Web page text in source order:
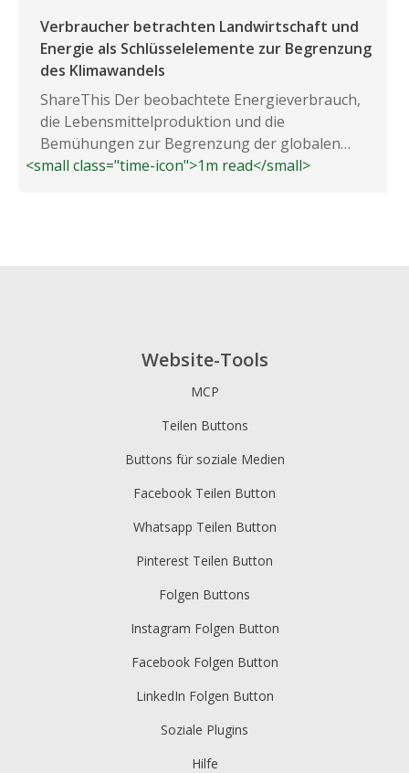
Verbraucher betrachten Landwirtschaft und
Energie als Schlüsselelemente zur Begrenzung
des Klimawandels
ShareThis Der beobachtete Energieverbrauch,
die Lebensmittelproduktion und die
Bemühungen zur Begrenzung der globalen
Erwärmung stehen im Vordergrund...
<small class="time-icon">1m read</small>
Website-Tools
MCP
Teilen Buttons
Buttons für soziale Medien
Facebook Teilen Button
Whatsapp Teilen Button
Pinterest Teilen Button
Folgen Buttons
Instagram Folgen Button
Facebook Folgen Button
LinkedIn Folgen Button
Soziale Plugins
Hilfe